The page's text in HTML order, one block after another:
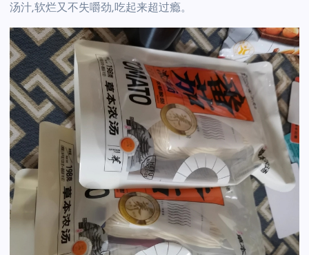
汤汁,软烂又不失嚼劲,吃起来超过瘾。